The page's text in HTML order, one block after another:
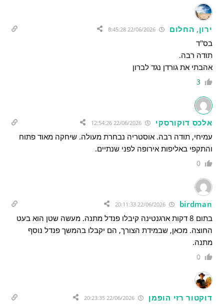
ירון, החלום 22/06/2026 8:45:28
בס"ד
תודה רבה.
אהבתי את גורדן נגד לברון
3
אלכס דוקורסקי
עמיחי, תודה רבה. אוסטריה נבחרת מעולה. שיחקה מאוד פתוח
והתקפי באליפות אירופה לפני שנתיים.
0
birdman
22/06/2026 20:11:33
בתום 8 דקות ארגנטינה קיבלו פנדל מתנה. מעשה שטן הוא בעט
החוצה. מכאן, שבמידת הצורך, הם יקבלו בהמשך פנדל נוסף
מתנה.
0
דוקטור רזי הופמן